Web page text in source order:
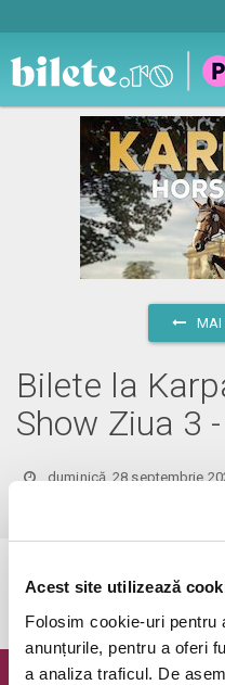
Acest site utilizează
Folosim cookie-uri pentru
anunțurile, pentru a oferi
a analiza traficul. De
MAI
Bilete la
Show Ziua 3
duminică, 28 septembrie